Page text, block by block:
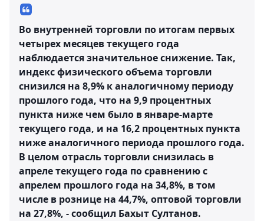
Во внутренней торговли по итогам первых
четырех месяцев текущего года
наблюдается значительное снижение. Так,
индекс физического объема торговли
снизился на 8,9% к аналогичному периоду
прошлого года, что на 9,9 процентных
пункта ниже чем было в январе-марте
текущего года, и на 16,2 процентных пункта
ниже аналогичного периода прошлого года.
В целом отрасль торговли снизилась в
апреле текущего года по сравнению с
апрелем прошлого года на 34,8%, в том
числе в рознице на 44,7%, оптовой торговли
на 27,8%, - сообщил Бахыт Султанов.